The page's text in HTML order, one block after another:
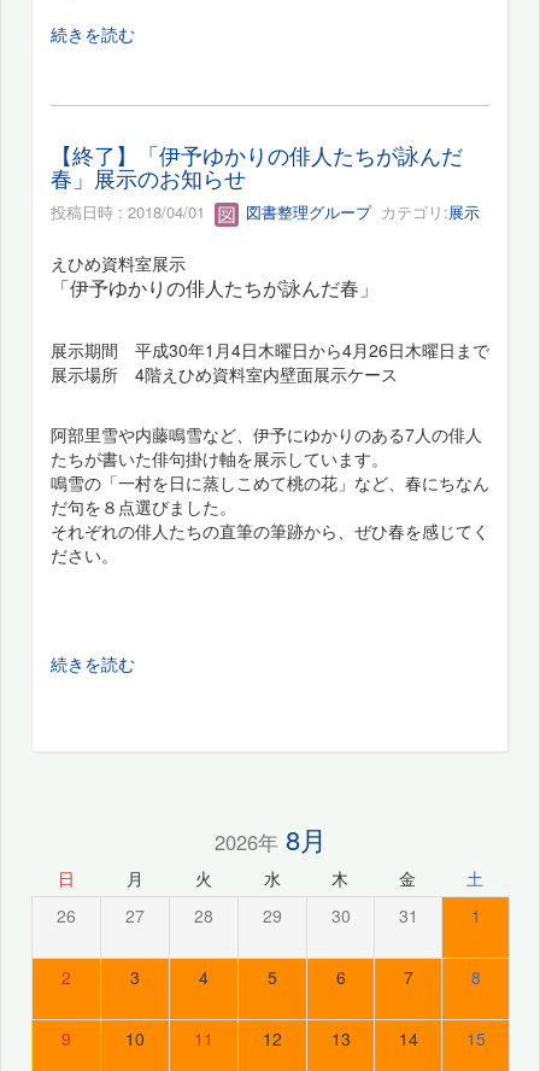
続きを読む
【終了】「伊予ゆかりの俳人たちが詠んだ
春」展示のお知らせ
投稿日時 : 2018/04/01 図書整理グループカテゴリ:展示
えひめ資料室展示
「伊予ゆかりの俳人たちが詠んだ春」
展示期間 平成30年1月4日木曜日から4月26日木曜日まで
展示場所 4階えひめ資料室内壁面展示ケース
阿部里雪や内藤鳴雪など、伊予にゆかりのある7人の俳人
たちが書いた俳句掛け軸を展示しています。
鳴雪の「一村を日に蒸しこめて桃の花」など、春にちなん
だ句を８点選びました。
それぞれの俳人たちの直筆の筆跡から、ぜひ春を感じてく
ださい。
続きを読む
2026年8月
日 月 火 水 木 金 土
26 27 28 29 30 31 1
2 3 4 5 6 7 8
9 10 11 12 13 14 15